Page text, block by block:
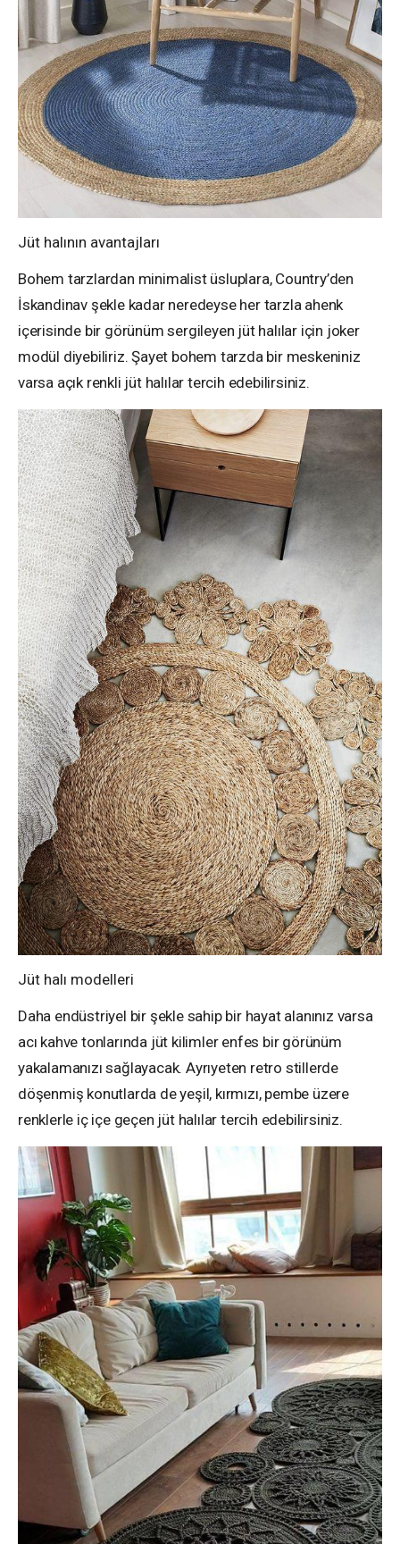
Jüt halının avantajları
Bohem tarzlardan minimalist üsluplara, Country’den
İskandinav şekle kadar neredeyse her tarzla ahenk
içerisinde bir görünüm sergileyen jüt halılar için joker
modül diyebiliriz. Şayet bohem tarzda bir meskeniniz
varsa açık renkli jüt halılar tercih edebilirsiniz.
Jüt halı modelleri
Daha endüstriyel bir şekle sahip bir hayat alanınız varsa
acı kahve tonlarında jüt kilimler enfes bir görünüm
yakalamanızı sağlayacak. Ayrıyeten retro stillerde
döşenmiş konutlarda de yeşil, kırmızı, pembe üzere
renklerle iç içe geçen jüt halılar tercih edebilirsiniz.